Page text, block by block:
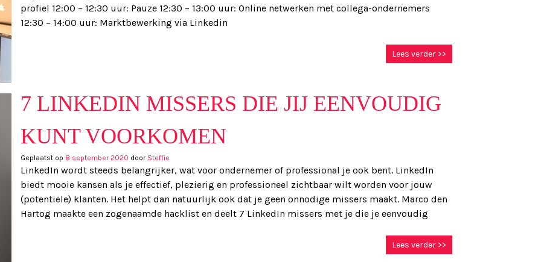
profiel 12:00 – 12:30 uur: Pauze 12:30 – 13:00 uur: Online netwerken met collega-ondernemers
12:30 – 14:00 uur: Marktbewerking via Linkedin
Lees verder >>
7 LINKEDIN MISSERS DIE JIJ EENVOUDIG
KUNT VOORKOMEN
Geplaatst op 8 september 2020 door Steffie
LinkedIn wordt steeds belangrijker, wat voor ondernemer of professional je ook bent. LinkedIn
biedt mooie kansen als je effectief, plezierig en professioneel zichtbaar wilt worden voor jouw
(potentiële) klanten. Het helpt dan natuurlijk ook dat je geen onnodige missers maakt. Marco den
Hartog maakte een zogenaamde hacklist en deelt 7 LinkedIn missers met je die je eenvoudig
Lees verder >>